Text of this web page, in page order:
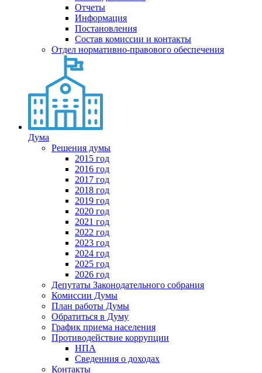
Отчеты
Информация
Постановления
Состав комиссии и контакты
Отдел нормативно-правового обеспечения
Дума
Решения думы
2015 год
2016 год
2017 год
2018 год
2019 год
2020 год
2021 год
2022 год
2023 год
2024 год
2025 год
2026 год
Депутаты Законодательного собрания
Комиссии Думы
План работы Думы
Обратиться в Думу
График приема населения
Противодействие коррупции
НПА
Сведенния о доходах
Контакты